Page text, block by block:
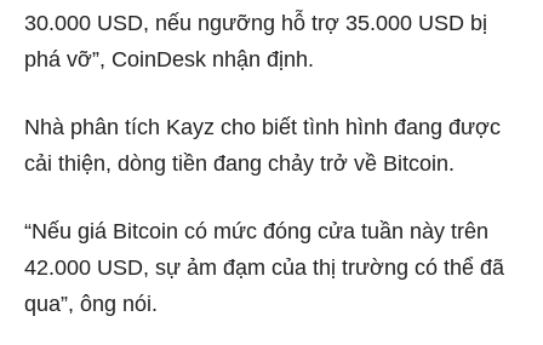
30.000 USD, nếu ngưỡng hỗ trợ 35.000 USD bị
phá vỡ”, CoinDesk nhận định.
Nhà phân tích Kayz cho biết tình hình đang được
cải thiện, dòng tiền đang chảy trở về Bitcoin.
“Nếu giá Bitcoin có mức đóng cửa tuần này trên
42.000 USD, sự ảm đạm của thị trường có thể đã
qua”, ông nói.